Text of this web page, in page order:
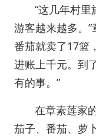
“这几年村
游客越来越多。
番茄就卖了17篮
进账上千元。到
有的事。”
在章素莲家
茄子、番茄、萝